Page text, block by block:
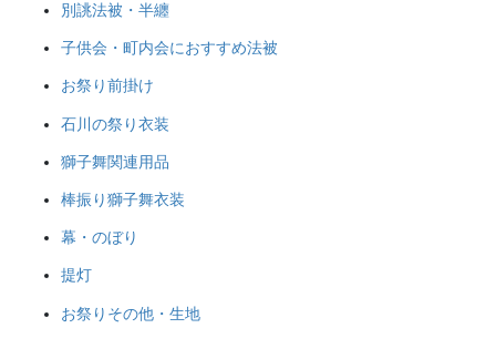
別誂法被・半纏
子供会・町内会におすすめ法被
お祭り前掛け
石川の祭り衣装
獅子舞関連用品
棒振り獅子舞衣装
幕・のぼり
提灯
お祭りその他・生地
旗・神社幟（のぼり）